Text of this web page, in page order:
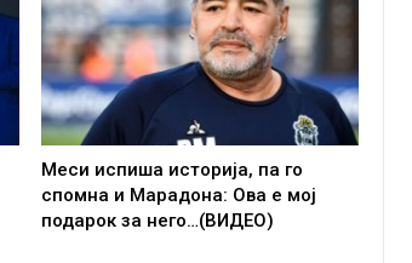
Меси испиша историја, па го
спомна и Марадона: Ова е мој
подарок за него…(ВИДЕО)